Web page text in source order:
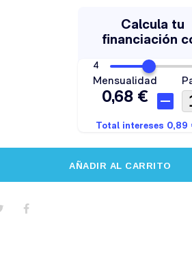
AÑADIR AL CARRITO